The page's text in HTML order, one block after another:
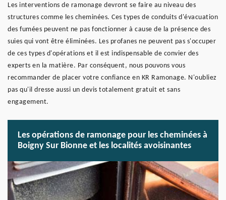
Les interventions de ramonage devront se faire au niveau des
structures comme les cheminées. Ces types de conduits d'évacuation
des fumées peuvent ne pas fonctionner à cause de la présence des
suies qui vont être éliminées. Les profanes ne peuvent pas s'occuper
de ces types d'opérations et il est indispensable de convier des
experts en la matière. Par conséquent, nous pouvons vous
recommander de placer votre confiance en KR Ramonage. N'oubliez
pas qu'il dresse aussi un devis totalement gratuit et sans
engagement.
Les opérations de ramonage pour les cheminées à
Boigny Sur Bionne et les localités avoisinantes